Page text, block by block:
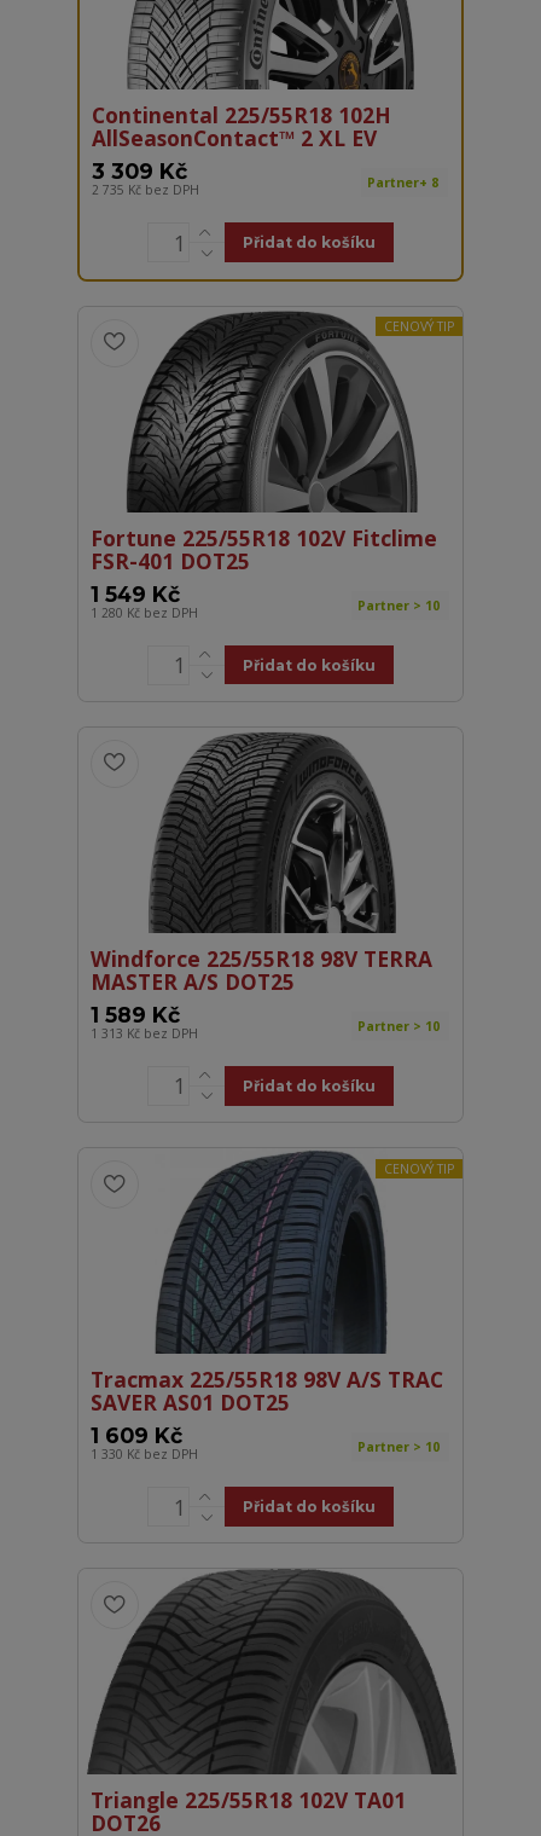
Continental 225/55R18 102H
AllSeasonContact™ 2 XL EV
3 309 Kč
2 735 Kč bez DPH Partner+ 8
Přidat do košíku
CENOVÝ TIP
Fortune 225/55R18 102V Fitclime
FSR-401 DOT25
1 549 Kč
1 280 Kč bez DPH Partner > 10
Přidat do košíku
Windforce 225/55R18 98V TERRA
MASTER A/S DOT25
1 589 Kč
1 313 Kč bez DPH Partner > 10
Přidat do košíku
CENOVÝ TIP
Tracmax 225/55R18 98V A/S TRAC
SAVER AS01 DOT25
1 609 Kč
1 330 Kč bez DPH Partner > 10
Přidat do košíku
Triangle 225/55R18 102V TA01
DOT26